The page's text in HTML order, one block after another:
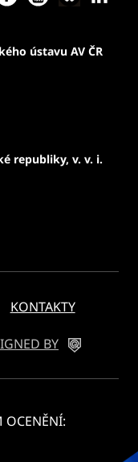
ústavu AV ČR
republiky, v. v. i.
KONTAKTY
BY
OCENĚNÍ: